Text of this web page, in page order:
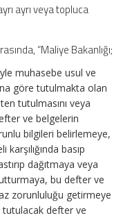
ayrı veya topluca
“Maliye Bakanlığı;
muhasebe usul ve
göre tutulmakta olan
tutulmasını veya
ve belgelerin
bilgileri belirlemeye,
basıp
dağıtmaya veya
tutturmaya, bu defter ve
zorunluluğu getirmeye
tutulacak defter ve